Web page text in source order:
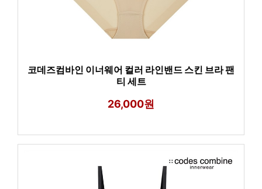
코데즈컴바인 이너웨어 컬러 라인밴드 스킨 브라 팬
티 세트
26,000원